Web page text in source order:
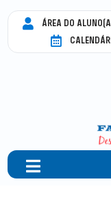
ÁREA DO